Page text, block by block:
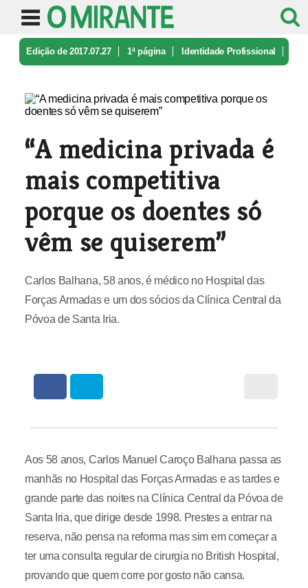
Edição de 2017.07.27 1ª página Identidade Profissional
“A medicina privada é
mais competitiva
porque os doentes só
vêm se quiserem”
Carlos Balhana, 58 anos, é médico no Hospital das
Forças Armadas e um dos sócios da Clínica Central da
Póvoa de Santa Iria.
Aos 58 anos, Carlos Manuel Caroço Balhana passa as
manhãs no Hospital das Forças Armadas e as tardes e
grande parte das noites na Clínica Central da Póvoa de
Santa Iria, que dirige desde 1998. Prestes a entrar na
reserva, não pensa na reforma mas sim em começar a
ter uma consulta regular de cirurgia no British Hospital,
provando que quem corre por gosto não cansa.